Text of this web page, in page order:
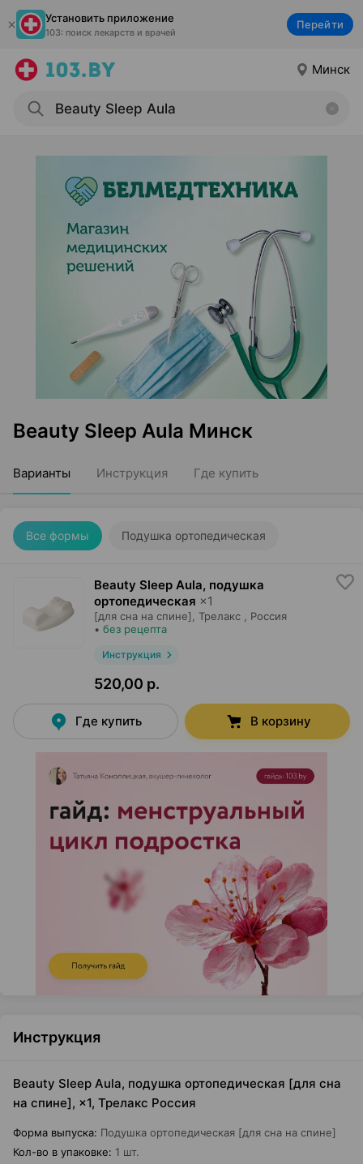
Установить приложение
103: поиск лекарств и врачей
Перейти
Минск
Beauty Sleep Aula Минск
Варианты Инструкция Где купить
Все формы Подушка ортопедическая
Beauty Sleep Aula, подушка
ортопедическая ×1
[для сна на спине], Трелакс
, Россия
• без рецепта
Инструкция
520,00 р.
Где купить В корзину
Инструкция
Beauty Sleep Aula, подушка ортопедическая [для сна
на спине], ×1, Трелакс Россия
Форма выпуска: Подушка ортопедическая [для сна на спине]
Кол-во в упаковке: 1 шт.